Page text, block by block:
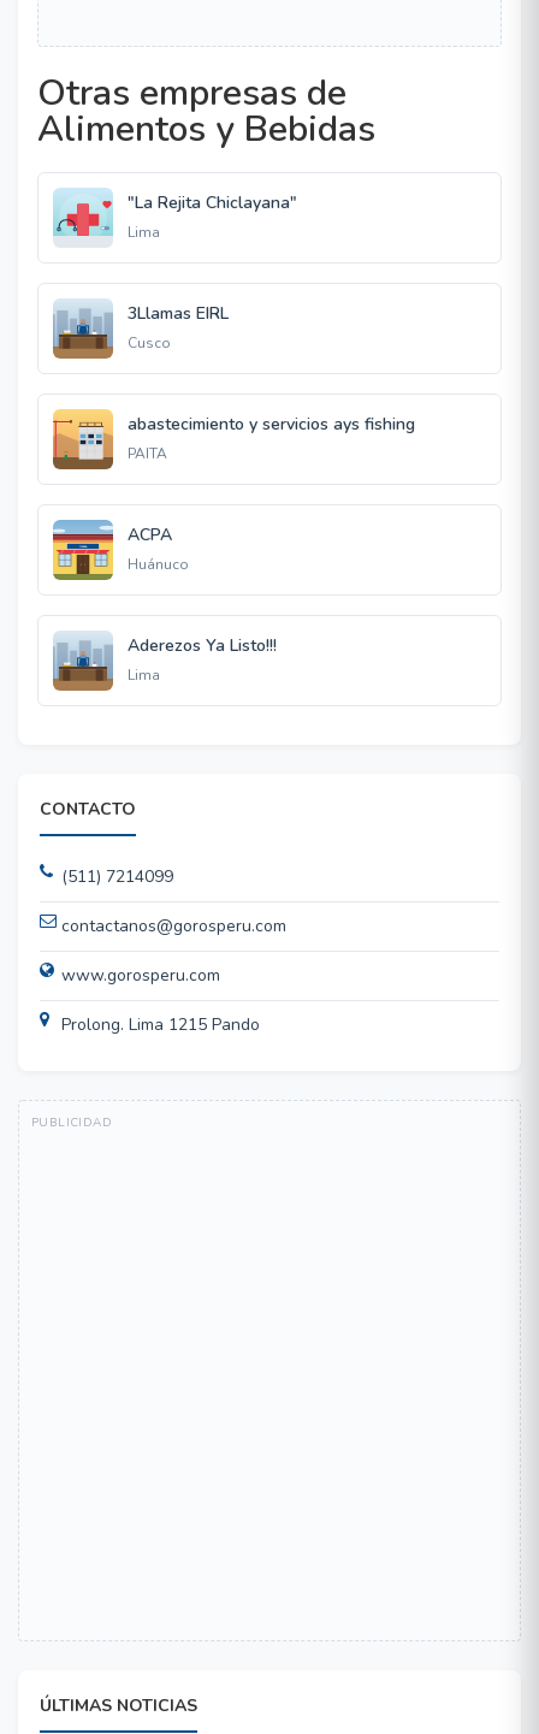
Otras empresas de
Alimentos y Bebidas
"La Rejita Chiclayana"
Lima
3Llamas EIRL
Cusco
abastecimiento y servicios ays fishing
PAITA
ACPA
Huánuco
Aderezos Ya Listo!!!
Lima
CONTACTO
(511) 7214099
contactanos@gorosperu.com
www.gorosperu.com
Prolong. Lima 1215 Pando
ÚLTIMAS NOTICIAS